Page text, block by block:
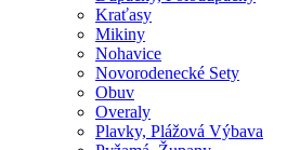
Kraťasy
Mikiny
Nohavice
Novorodenecké Sety
Obuv
Overaly
Plavky, Plážová Výbava